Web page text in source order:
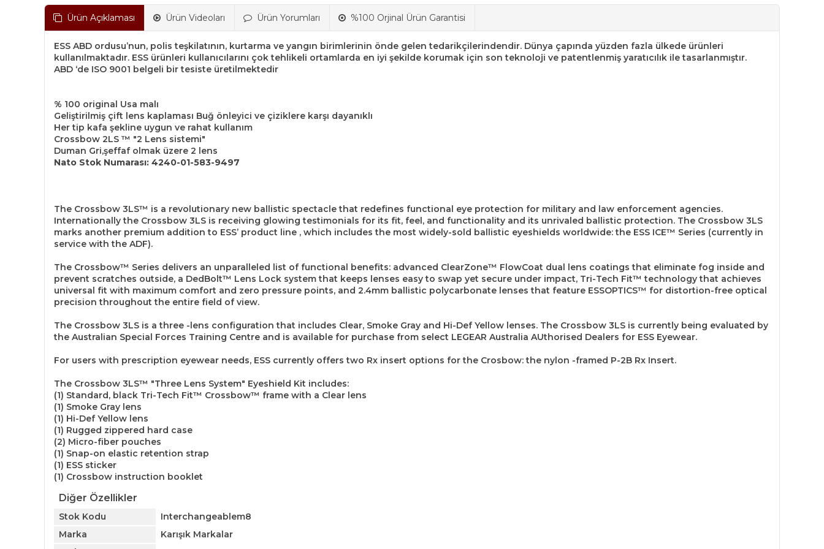
Ürün Açıklaması Ürün Videoları Ürün Yorumları %100 Orjinal Ürün Garantisi
ESS ABD ordusu’nun, polis teşkilatının, kurtarma ve yangın birimlerinin önde gelen tedarikçilerindendir. Dünya çapında yüzden fazla ülkede ürünleri
kullanılmaktadır. ESS ürünleri kullanıcılarını çok tehlikeli ortamlarda en iyi şekilde korumak için son teknoloji ve patentlenmiş yaratıcılık ile tasarlanmıştır.
ABD ‘de ISO 9001 belgeli bir tesiste üretilmektedir
% 100 original Usa malı
Geliştirilmiş çift lens kaplaması Buğ önleyici ve çiziklere karşı dayanıklı
Her tip kafa şekline uygun ve rahat kullanım
Crossbow 2LS ™ "2 Lens sistemi"
Duman Gri,şeffaf olmak üzere 2 lens
Nato Stok Numarası: 4240-01-583-9497
The Crossbow 3LS™ is a revolutionary new ballistic spectacle that redefines functional eye protection for military and law enforcement agencies.
Internationally the Crossbow 3LS is receiving glowing testimonials for its fit, feel, and functionality and its unrivaled ballistic protection. The Crossbow 3LS
marks another premium addition to ESS’ product line , which includes the most widely-sold ballistic eyeshields worldwide: the ESS ICE™ Series (currently in
service with the ADF).
The Crossbow™ Series delivers an unparalleled list of functional benefits: advanced ClearZone™ FlowCoat dual lens coatings that eliminate fog inside and
prevent scratches outside, a DedBolt™ Lens Lock system that keeps lenses easy to swap yet secure under impact, Tri-Tech Fit™ technology that achieves
universal fit with maximum comfort and zero pressure points, and 2.4mm ballistic polycarbonate lenses that feature ESSOPTICS™ for distortion-free optical
precision throughout the entire field of view.
The Crossbow 3LS is a three -lens configuration that includes Clear, Smoke Gray and Hi-Def Yellow lenses. The Crossbow 3LS is currently being evaluated by
the Australian Special Forces Training Centre and is available for purchase from select LEGEAR Australia AUthorised Dealers for ESS Eyewear.
For users with prescription eyewear needs, ESS currently offers two Rx insert options for the Crosbow: the nylon -framed P-2B Rx Insert.
The Crossbow 3LS™ "Three Lens System" Eyeshield Kit includes:
(1) Standard, black Tri-Tech Fit™ Crossbow™ frame with a Clear lens
(1) Smoke Gray lens
(1) Hi-Def Yellow lens
(1) Rugged zippered hard case
(2) Micro-fiber pouches
(1) Snap-on elastic retention strap
(1) ESS sticker
(1) Crossbow instruction booklet
Diğer Özellikler
Stok Kodu
Interchangeablem8
Marka
Karışık Markalar